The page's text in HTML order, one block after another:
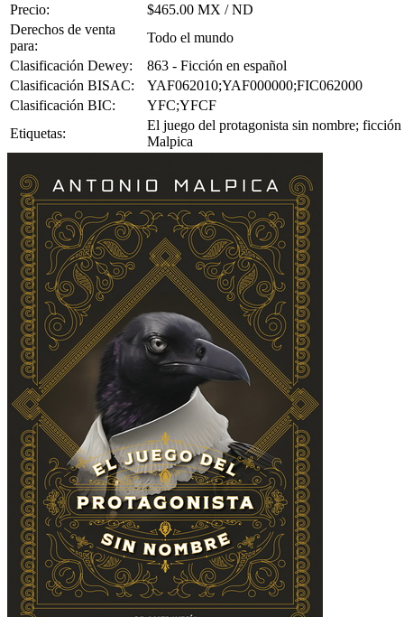
Precio:
$465.00 MX / ND
Derechos de venta
para:
Todo el mundo
Clasificación Dewey:
863 - Ficción en español
Clasificación BISAC:
YAF062010;YAF000000;FIC062000
Clasificación BIC:
YFC;YFCF
Etiquetas:
El juego del protagonista sin nombre;
Malpica